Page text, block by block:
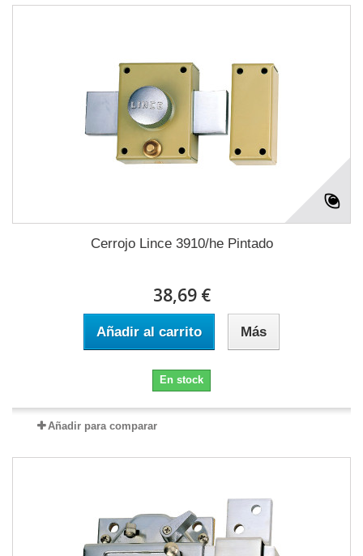
Cerrojo Lince 3910/he Pintado
38,69 €
Añadir al carrito Más
En stock
Añadir para comparar